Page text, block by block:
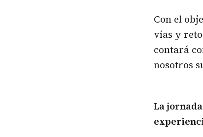
Con el
vías y
contará
nosotros
La